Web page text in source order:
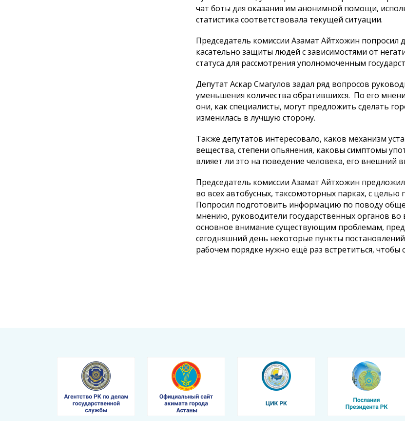
чат боты для оказания им анонимной помощи,
статистика соответствовала текущей ситуации.
Председатель комиссии Азамат Айтхожин попросил
касательно защиты людей с зависимостями от
статуса для рассмотрения уполномоченным
Депутат Аскар Смагулов задал ряд вопросов
уменьшения количества обратившихся. По его
они, как специалисты, могут предложить сделать
изменилась в лучшую сторону.
Также депутатов интересовало, каков механизм
вещества, степени опьянения, каковы симптомы
влияет ли это на поведение человека, его внешний
Председатель комиссии Азамат Айтхожин
во всех автобусных, таксомоторных парках, с
Попросил подготовить информацию по поводу
мнению, руководители государственных органов
основное внимание существующим проблемам,
сегодняшний день некоторые пункты
рабочем порядке нужно ещё раз встретиться, чтобы